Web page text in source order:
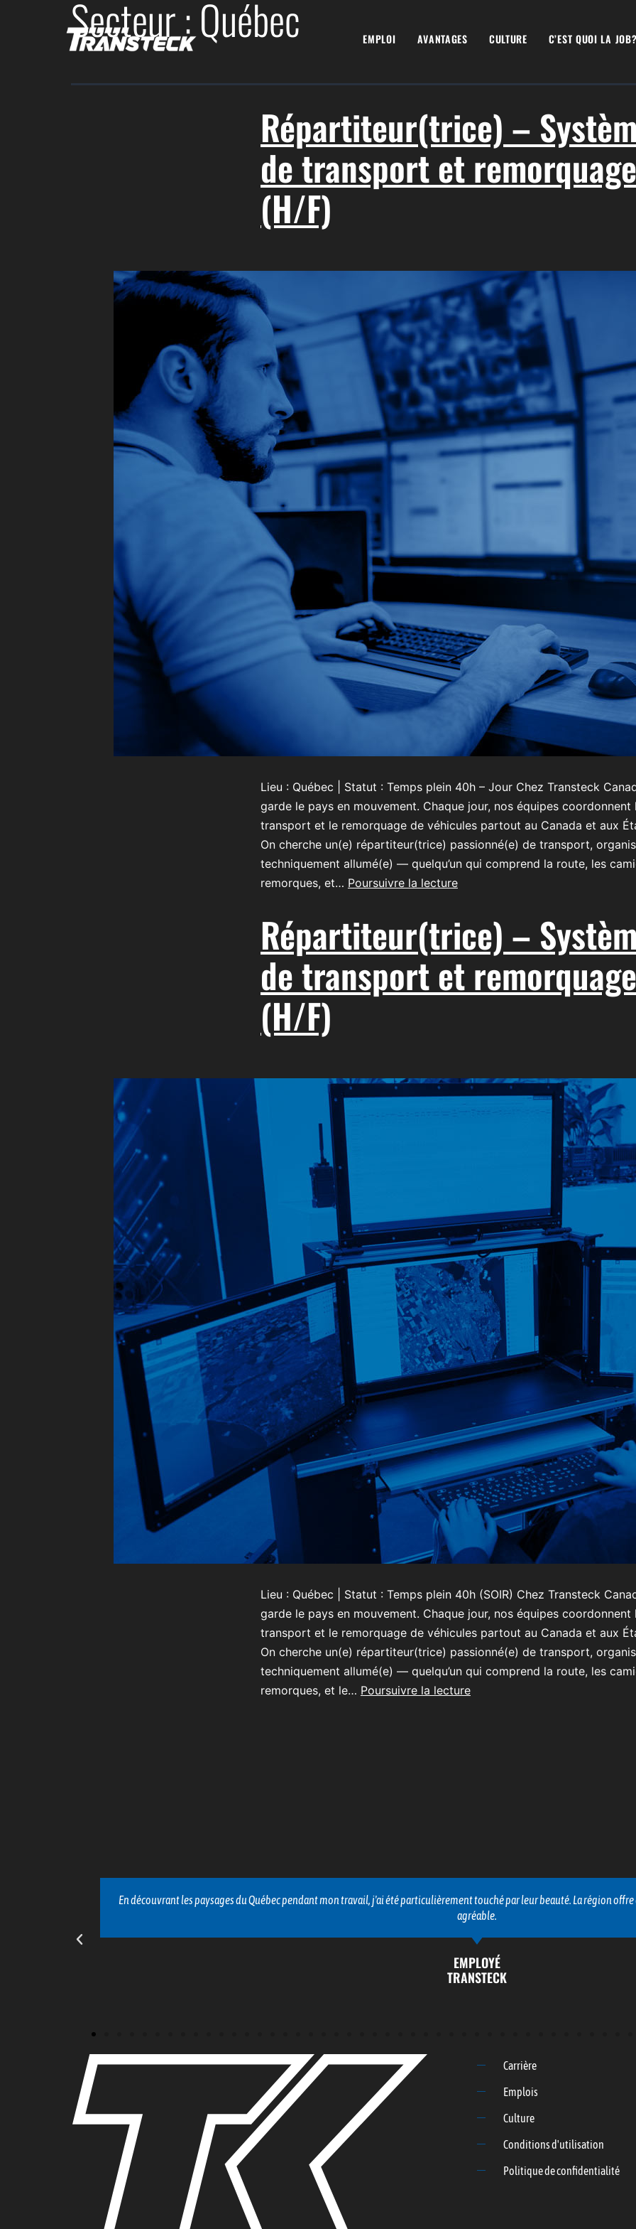
EMPLOI AVANTAGES CULTURE C’EST QUOI LA
Secteur :Québec
Répartiteur(trice) –
de transport et remorquage
(H/F)
Lieu : Québec | Statut : Temps plein 40h – Jour Chez Transteck
garde le pays en mouvement. Chaque jour, nos équipes coordonnent
transport et le remorquage de véhicules partout au Canada et aux
On cherche un(e) répartiteur(trice) passionné(e) de transport,
techniquement allumé(e) — quelqu’un qui comprend la route, les
remorques, et… Poursuivre la lecture
Répartiteur(trice) –
de transport et remorquage
(H/F)
Lieu : Québec | Statut : Temps plein 40h (SOIR) Chez Transteck
garde le pays en mouvement. Chaque jour, nos équipes coordonnent
transport et le remorquage de véhicules partout au Canada et aux
On cherche un(e) répartiteur(trice) passionné(e) de transport,
techniquement allumé(e) — quelqu’un qui comprend la route, les
remorques, et le… Poursuivre la lecture
J'ai vécu une expérience mémorable lors d'un convoi exceptionnel, et j'ai été impressionné par la gestion calme et
confiance dans mes compétences.
EMPLOYÉ
TRANSTECK
Carrière
Emplois
Culture
Conditions d'utilisation
Politique de confidentialité